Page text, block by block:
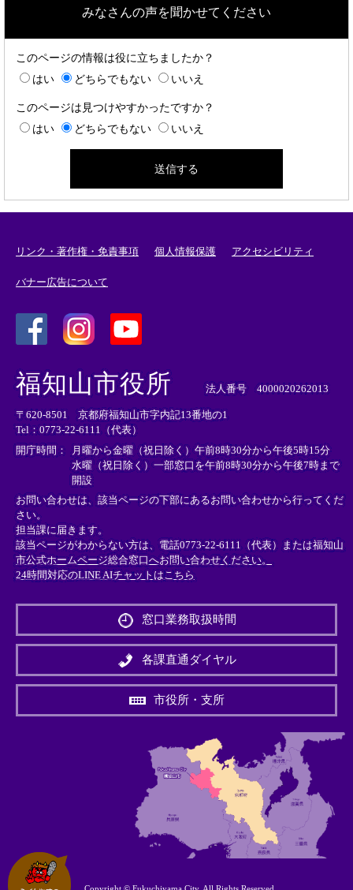
みなさんの声を聞かせてください
このページの情報は役に立ちましたか？
はい
どちらでもない いいえ
このページは見つけやすかったですか？
はい
どちらでもない いいえ
リンク・著作権・免責事項 個人情報保護 アクセシビリティ
バナー広告について
外
部
リ
ン
ク
＞
外
リ
ン
ク
＞
外
部
ン
ク
＞
福知山市役所 法人番号 4000020262013
〒620-8501 京都府福知山市字内記13番地の1
Tel：0773-22-6111（代表）
開庁時間：
月曜から金曜（祝日除く）午前8時30分から午後5時15分
水曜（祝日除く）一部窓口を午前8時30分から午後7時まで
開設
お問い合わせは、該当ページの下部にあるお問い合わせから行ってくだ
さい。
担当課に届きます。
該当ページがわからない方は、電話0773-22-6111（代表）または福知山
市公式ホームページ総合窓口へお問い合わせください。
24時間対応のLINE AIチャットはこちら
外
リ
ン
＞
窓口業務取扱時間
各課直通ダイヤル
市役所・支所